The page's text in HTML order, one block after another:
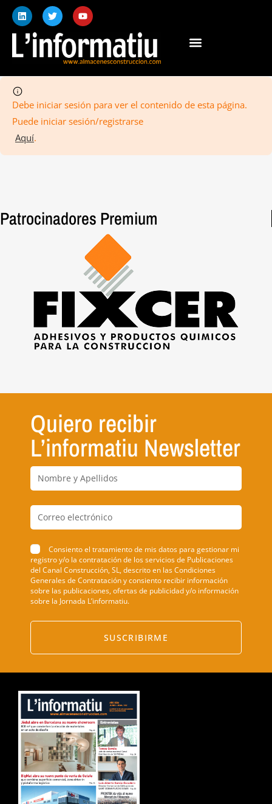
Debe iniciar sesión para ver el contenido de esta página.
Puede iniciar sesión/registrarse
Aquí.
Patrocinadores Premium
Quiero recibir
L’informatiu Newsletter
Consiento el tratamiento de mis datos para gestionar mi
registro y/o la contratación de los servicios de Publicaciones
del Canal Construcción, SL, descrito en las Condiciones
Generales de Contratación y consiento recibir información
sobre las publicaciones, ofertas de publicidad y/o información
sobre la Jornada L’informatiu.
SUSCRIBIRME